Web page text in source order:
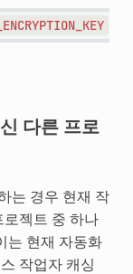
다른 프로
는 경우 현재 작
젝트 중 하나
는 현재 자동화
작업자 캐싱